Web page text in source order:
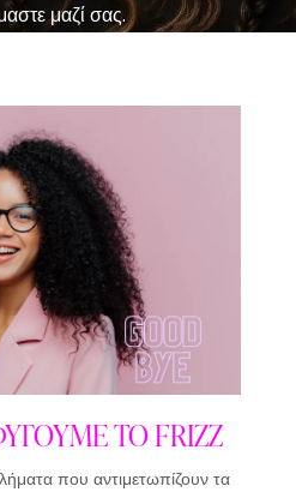
μαζί σας.
ΤΟ FRIZZ
που αντιμετωπίζουν τα